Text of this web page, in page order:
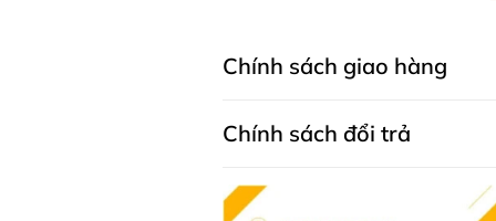
tình huống.
thế cho các loại thuốc chữa
Chính sách giao hàng
Chính sách đổi trả